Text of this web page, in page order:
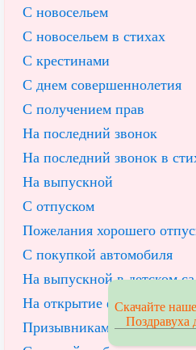
С новосельем
С новосельем в стихах
С крестинами
С днем совершеннолетия
С получением прав
На последний звонок
На последний звонок в
На выпускной
С отпуском
Пожелания хорошего
С покупкой автомобиля
На выпускной в детском
На открытие фирмы
Призывникам в армию
Скачайте
Поздравуха